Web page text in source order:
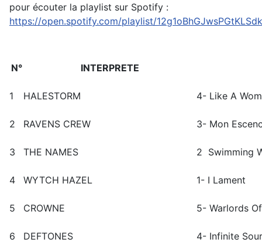
pour écouter la playlist sur Spotify :
https://open.spotify.com/playlist/
N° INTERPRETE
1 HALESTORM 4- Like A
2 RAVENS CREW 3- Mon
3 THE NAMES 2 Swimming
4 WYTCH HAZEL 1- I Lament
5 CROWNE 5- Warlords
6 DEFTONES 4- Infinite